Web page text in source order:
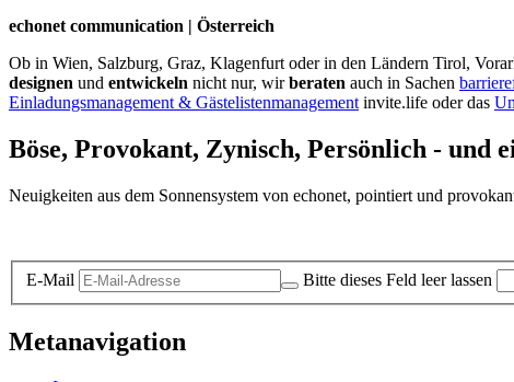
echonet communication | Österreich
Ob in Wien, Salzburg, Graz, Klagenfurt oder in den Ländern Tirol,
designen und entwickeln nicht nur, wirberaten auch in Sachen
Einladungsmanagement & Gästelistenmanagement invite.life oder das
Böse, Provokant, Zynisch, Persönlich - und
Neuigkeiten aus dem Sonnensystem von echonet, pointiert und
E-Mail Bitte dieses Feld leer lassen
Metanavigation